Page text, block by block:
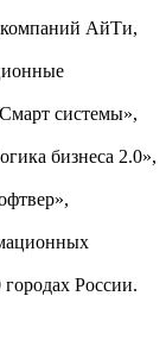
компаний АйТи,
системы»,
бизнеса 2.0»,
России.